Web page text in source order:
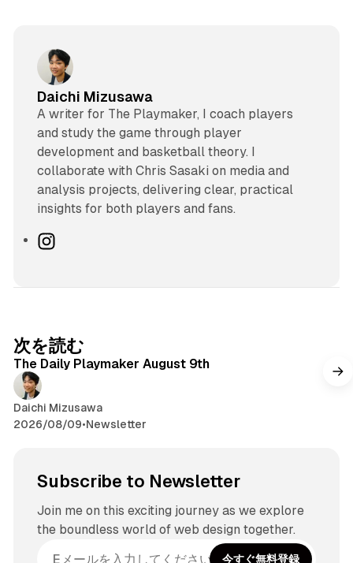
Daichi Mizusawa
A writer for The Playmaker, I coach players
and study the game through player
development and basketball theory. I
collaborate with Chris Sasaki on media and
analysis projects, delivering clear, practical
insights for both players and fans.
I
g
r
a
次を読む
The Daily Playmaker August 9th
Daichi Mizusawa
2026/08/09•Newsletter
Subscribe to Newsletter
Join me on this exciting journey as we explore
the boundless world of web design together.
今すぐ無料登録